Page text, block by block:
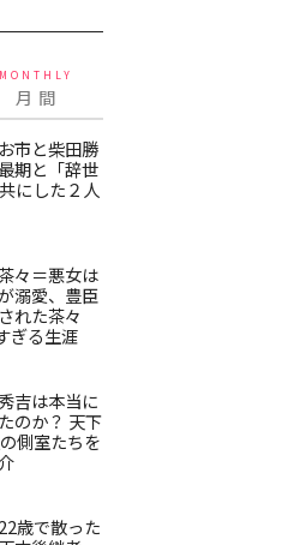
MONTHLY
月 間
市と柴田勝
期と「辞世
にした２人
々＝悪女は
溺愛、豊臣
れた茶々
ぎる生涯
吉は本当に
のか？ 天下
側室たちを
歳で散った